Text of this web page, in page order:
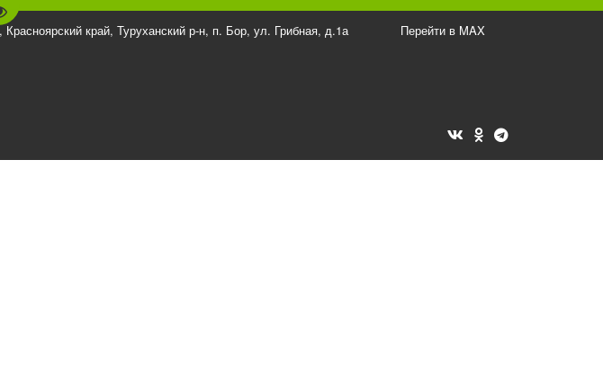
на версию для слабовидящих
край, Туруханский р-н, п. Бор, ул. Грибная, д.1а Перейти в MAX